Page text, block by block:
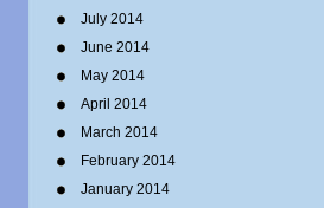
July 2014
June 2014
May 2014
April 2014
March 2014
February 2014
January 2014